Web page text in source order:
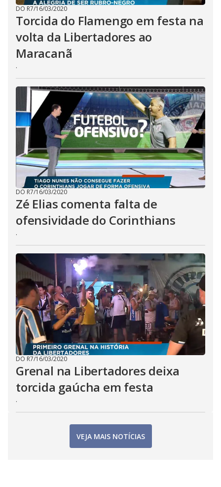
DO R7/16/03/2020
Torcida do Flamengo em festa na
volta da Libertadores ao
Maracanã
.
DO R7/16/03/2020
Zé Elias comenta falta de
ofensividade do Corinthians
.
DO R7/16/03/2020
Grenal na Libertadores deixa
torcida gaúcha em festa
.
VEJA MAIS NOTÍCIAS